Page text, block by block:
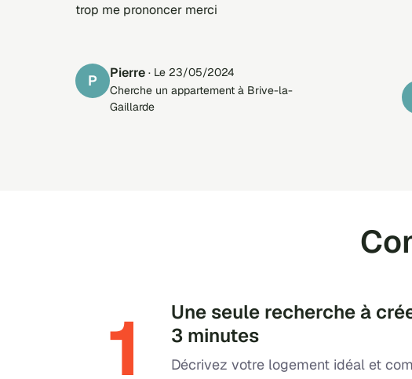
trop me prononcer merci
P Pierre · Le 23/05/2024
Cherche un appartement à Brive-la-
Gaillarde
1
Une seule recherche à
3 minutes
Décrivez votre logement idéal et